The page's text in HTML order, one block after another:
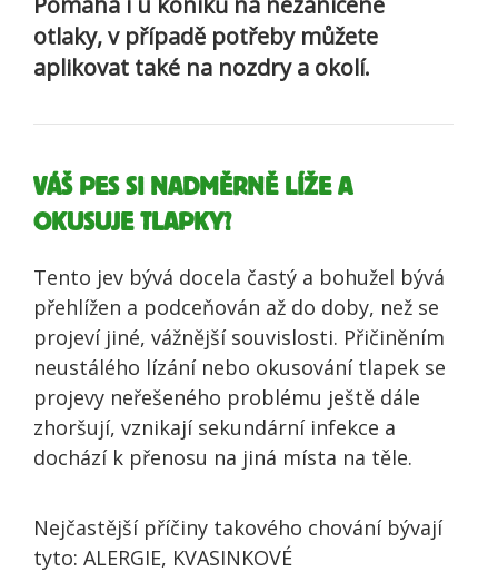
otlaky, v případě potřeby můžete
aplikovat také na nozdry a okolí.
VÁŠ PES SI NADMĚRNĚ LÍŽE A
OKUSUJE TLAPKY?
Tento jev bývá docela častý a bohužel bývá
přehlížen a podceňován až do doby, než se
projeví jiné, vážnější souvislosti. Přičiněním
neustálého lízání nebo okusování tlapek se
projevy neřešeného problému ještě dále
zhoršují, vznikají sekundární infekce a
dochází k přenosu na jiná místa na těle.
Nejčastější příčiny takového chování bývají
tyto: ALERGIE, KVASINKOVÉ